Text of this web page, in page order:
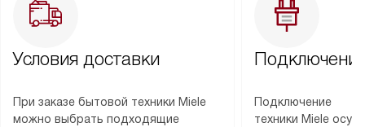
Условия доставки
При заказе бытовой техники Miele
можно выбрать подходящие
Подключение
техники Miele